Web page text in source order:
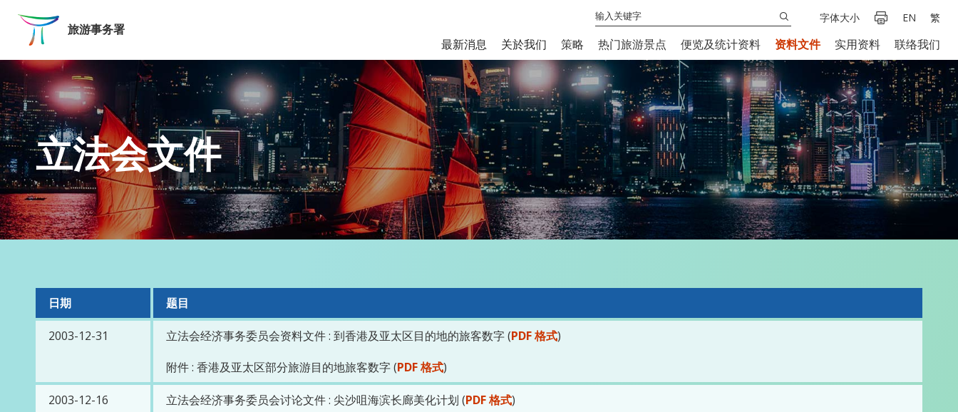
旅游事务署
字体大小 EN 繁
最新消息 关於我们 策略 热门旅游景点 便览及统计资料 资料文件 实用资料 联络我们
立法会文件
日期 题目
2003-12-31 立法会经济事务委员会资料文件 : 到香港及亚太区目的地的旅客数字 (PDF 格式)
附件 : 香港及亚太区部分旅游目的地旅客数字 (PDF 格式)
2003-12-16 立法会经济事务委员会讨论文件 : 尖沙咀海滨长廊美化计划 (PDF 格式)